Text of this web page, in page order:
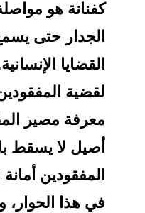
كفنانة هو
الجدار حتى
القضايا
لقضية
معرفة مصير
أصيل لا يسقط
المفقودين
في هذا الحوار،